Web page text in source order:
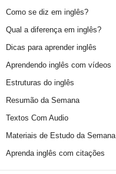
Como se diz em inglês?
Qual a diferença em inglês?
Dicas para aprender inglês
Aprendendo inglês com vídeos
Estruturas do inglês
Resumão da Semana
Textos Com Audio
Materiais de Estudo da Semana
Aprenda inglês com citações